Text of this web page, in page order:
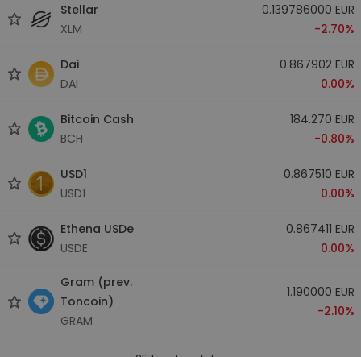
Stellar
XLM
0.139786000 EUR
-2.70%
Dai
DAI
0.867902 EUR
0.00%
Bitcoin Cash
BCH
184.270 EUR
-0.80%
USD1
USD1
0.867510 EUR
0.00%
Ethena USDe
USDE
0.867411 EUR
0.00%
Gram (prev.
Toncoin)
GRAM
1.190000 EUR
-2.10%